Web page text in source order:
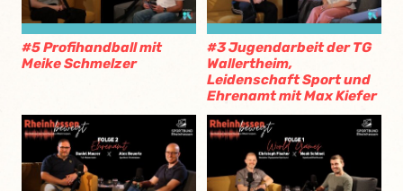
#5 Profihandball mit
Meike Schmelzer
#3 Jugendarbeit der TG
Wallertheim,
Leidenschaft Sport und
Ehrenamt mit Max Kiefer